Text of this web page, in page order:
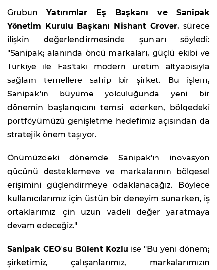
GrubunYatırımlar Eş Başkanı ve Sanipak
Yönetim Kurulu Başkanı Nishant Grover, sürece
ilişkin değerlendirmesinde şunları söyledi:
"Sanipak; alanında öncü markaları, güçlü ekibi ve
Türkiye ile Fas'taki modern üretim altyapısıyla
sağlam temellere sahip bir şirket. Bu işlem,
Sanipak'ın büyüme yolculuğunda yeni bir
dönemin başlangıcını temsil ederken, bölgedeki
portföyümüzü genişletme hedefimiz açısından da
stratejik önem taşıyor.
Önümüzdeki dönemde Sanipak'ın inovasyon
gücünü desteklemeye ve markalarının bölgesel
erişimini güçlendirmeye odaklanacağız. Böylece
kullanıcılarımız için üstün bir deneyim sunarken, iş
ortaklarımız için uzun vadeli değer yaratmaya
devam edeceğiz."
Sanipak CEO'su Bülent Kozlu ise "Bu yeni dönem;
şirketimiz, çalışanlarımız, markalarımızın